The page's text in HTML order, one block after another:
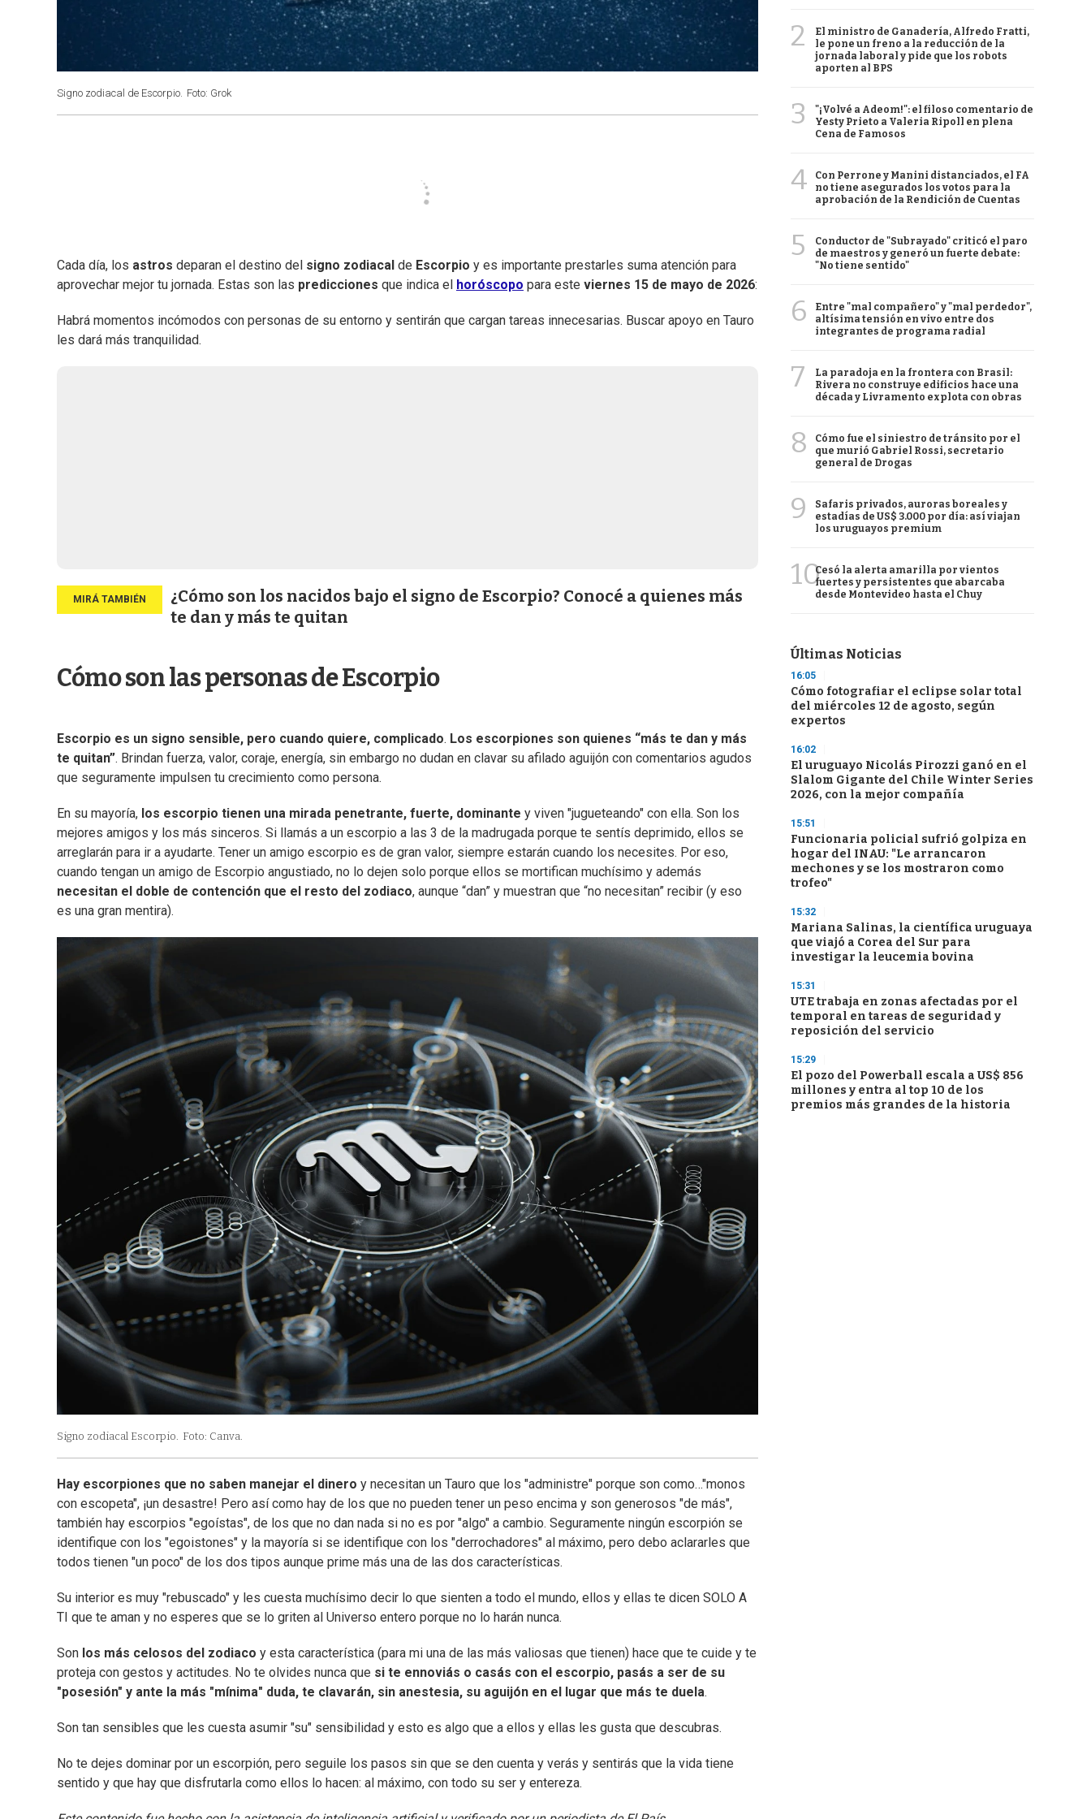
Signo zodiacal de Escorpio. Foto: Grok
Cada día, los astros deparan el destino del signo zodiacal de Escorpio y es importante prestarles suma atención para
aprovechar mejor tu jornada. Estas son las predicciones que indica el horóscopo para este viernes 15 de mayo de 2026:
Habrá momentos incómodos con personas de su entorno y sentirán que cargan tareas innecesarias. Buscar apoyo en Tauro
les dará más tranquilidad.
¿Cómo son los nacidos bajo el signo de Escorpio? Conocé a quienes más
te dan y más te quitan
Cómo son las personas de Escorpio
Escorpio es un signo sensible, pero cuando quiere, complicado. Los escorpiones son quienes “más te dan y más
te quitan”. Brindan fuerza, valor, coraje, energía, sin embargo no dudan en clavar su afilado aguijón con comentarios agudos
que seguramente impulsen tu crecimiento como persona.
En su mayoría, los escorpio tienen una mirada penetrante, fuerte, dominante y viven "jugueteando" con ella. Son los
mejores amigos y los más sinceros. Si llamás a un escorpio a las 3 de la madrugada porque te sentís deprimido, ellos se
arreglarán para ir a ayudarte. Tener un amigo escorpio es de gran valor, siempre estarán cuando los necesites. Por eso,
cuando tengan un amigo de Escorpio angustiado, no lo dejen solo porque ellos se mortifican muchísimo y además
necesitan el doble de contención que el resto del zodiaco, aunque “dan” y muestran que “no necesitan” recibir (y eso
es una gran mentira).
Signo zodiacal Escorpio. Foto: Canva.
Hay escorpiones que no saben manejar el dinero y necesitan un Tauro que los "administre" porque son como…"monos
con escopeta", ¡un desastre! Pero así como hay de los que no pueden tener un peso encima y son generosos "de más",
también hay escorpios "egoístas", de los que no dan nada si no es por "algo" a cambio. Seguramente ningún escorpión se
identifique con los "egoistones" y la mayoría si se identifique con los "derrochadores" al máximo, pero debo aclararles que
todos tienen "un poco" de los dos tipos aunque prime más una de las dos características.
Su interior es muy "rebuscado" y les cuesta muchísimo decir lo que sienten a todo el mundo, ellos y ellas te dicen SOLO A
TI que te aman y no esperes que se lo griten al Universo entero porque no lo harán nunca.
Son los más celosos del zodiaco y esta característica (para mi una de las más valiosas que tienen) hace que te cuide y te
proteja con gestos y actitudes. No te olvides nunca que si te ennoviás o casás con el escorpio, pasás a ser de su
"posesión" y ante la más "mínima" duda, te clavarán, sin anestesia, su aguijón en el lugar que más te duela.
Son tan sensibles que les cuesta asumir "su" sensibilidad y esto es algo que a ellos y ellas les gusta que descubras.
No te dejes dominar por un escorpión, pero seguile los pasos sin que se den cuenta y verás y sentirás que la vida tiene
sentido y que hay que disfrutarla como ellos lo hacen: al máximo, con todo su ser y entereza.
2
El ministro de Ganadería, Alfredo Fratti,
le pone un freno a la reducción de la
jornada laboral y pide que los robots
aporten al BPS
3
"¡Volvé a Adeom!": el filoso comentario de
Yesty Prieto a Valeria Ripoll en plena
Cena de Famosos
4
Con Perrone y Manini distanciados, el FA
no tiene asegurados los votos para la
aprobación de la Rendición de Cuentas
5
Conductor de "Subrayado" criticó el paro
de maestros y generó un fuerte debate:
"No tiene sentido"
6
Entre "mal compañero" y "mal perdedor",
altísima tensión en vivo entre dos
integrantes de programa radial
7
La paradoja en la frontera con Brasil:
Rivera no construye edificios hace una
década y Livramento explota con obras
8
Cómo fue el siniestro de tránsito por el
que murió Gabriel Rossi, secretario
general de Drogas
9
Safaris privados, auroras boreales y
estadías de US$ 3.000 por día: así viajan
los uruguayos premium
10Cesó la alerta amarilla por vientos
fuertes y persistentes que abarcaba
desde Montevideo hasta el Chuy
Últimas Noticias
16:05
Cómo fotografiar el eclipse solar total
del miércoles 12 de agosto, según
expertos
16:02
El uruguayo Nicolás Pirozzi ganó en el
Slalom Gigante del Chile Winter Series
2026, con la mejor compañía
15:51
Funcionaria policial sufrió golpiza en
hogar del INAU: "Le arrancaron
mechones y se los mostraron como
trofeo"
15:32
Mariana Salinas, la científica uruguaya
que viajó a Corea del Sur para
investigar la leucemia bovina
15:31
UTE trabaja en zonas afectadas por el
temporal en tareas de seguridad y
reposición del servicio
15:29
El pozo del Powerball escala a US$ 856
millones y entra al top 10 de los
premios más grandes de la historia